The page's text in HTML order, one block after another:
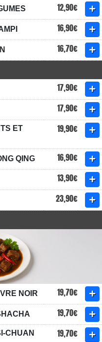
12,90€
16,90€
16,70€
17,90€
17,90€
ET
19,90€
QING 16,90€
13,90€
23,90€
NOIR 19,70€
19,70€
CHUAN 19,70€